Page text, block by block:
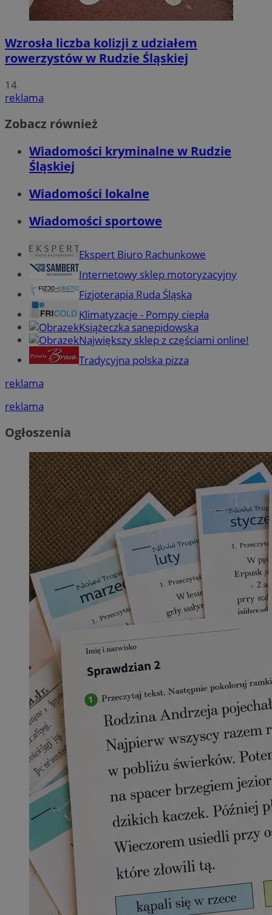
Wzrosła liczba kolizji z udziałem
rowerzystów w Rudzie Śląskiej
14
reklama
Zobacz również
Wiadomości kryminalne w Rudzie
Śląskiej
Wiadomości lokalne
Wiadomości sportowe
Ekspert Biuro Rachunkowe
Internetowy sklep motoryzacyjny
Fizjoterapia Ruda Śląska
Klimatyzacje - Pompy ciepła
Książeczka sanepidowska
Największy sklep z częściami online!
Tradycyjna polska pizza
reklama
reklama
Ogłoszenia